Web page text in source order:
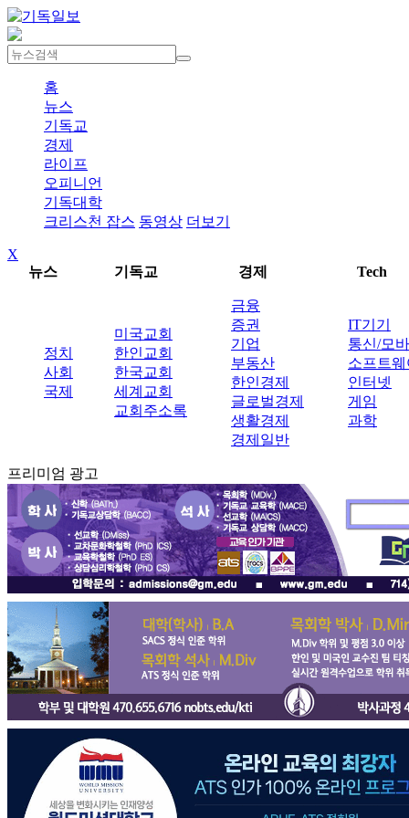
홈
뉴스
기독교
경제
라이프
오피니언
기독대학
크리스천 잡스 동영상 더보기
X
뉴스
기독교 경제 Tech
정치
사회
국제
미국교회
한인교회
한국교회
세계교회
교회주소록
금융
증권
기업
부동산
한인경제
글로벌경제
생활경제
경제일반
IT기기
통신/모
소프트웨
인터넷
게임
과학
프리미엄 광고